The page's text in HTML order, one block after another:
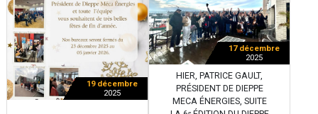
19 décembre
2025
17 décembre
2025
HIER, PATRICE GAULT,
PRÉSIDENT DE DIEPPE
MECA ÉNERGIES, SUITE